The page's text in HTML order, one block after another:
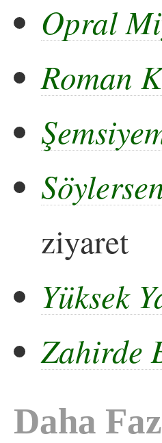
Opral
Roman
ziyaret
Yüksek
Zahirde
Daha